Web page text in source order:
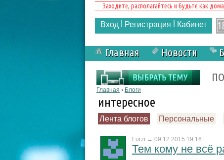
Заходите, располагайтесь и будьте как
Вход Регистрация Кабинет
Главная Новости
Форма поиска
Вы здесь
Главная › Блоги
интересное
Лента блогов Персональные
Furzi → 09.12.2015 19:16
Тем кому не всё